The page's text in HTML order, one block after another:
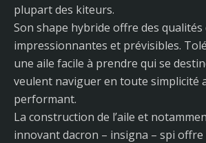
plupart des kiteurs.
Son shape hybride offre des qualités
impressionnantes et prévisibles.
une aile facile à prendre qui se
veulent naviguer en toute simplicité
performant.
La construction de l’aile et
innovant dacron – insigna – spi